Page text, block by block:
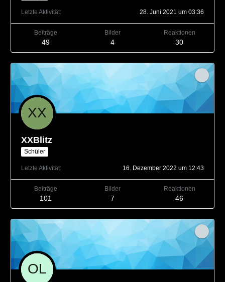
Letzte Aktivität 28. Juni 2021 um 03:36
Beiträge
49
Bilder
4
Reaktionen
30
XXBlitz
Schüler
Letzte Aktivität 16. Dezember 2022 um 12:43
Beiträge
101
Bilder
7
Reaktionen
46